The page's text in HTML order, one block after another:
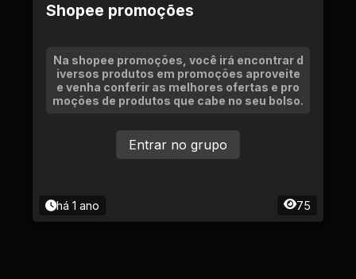
Shopee promoções
Na shopee promoções, você irá encontrar d
iversos produtos em promoções aproveite
e venha conferir as melhores ofertas e pro
moções de produtos que cabe no seu bolso.
há 1 ano 75
Entrar no grupo